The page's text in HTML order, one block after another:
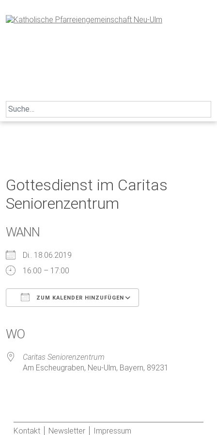
to
content
Search
for:
Gottesdienst im Caritas
Seniorenzentrum
WANN
Di.. 18.06.2019
16:00 – 17:00
ZUM KALENDER HINZUFÜGEN
WO
Caritas Seniorenzentrum
Am Escheugraben, Neu-Ulm, Bayern, 89231
Kontakt Newsletter Impressum